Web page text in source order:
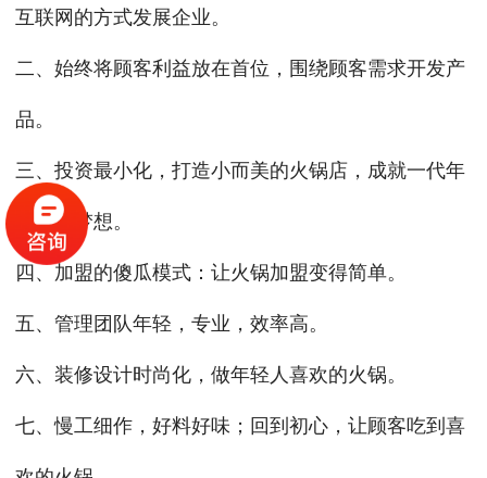
互联网的方式发展企业。
二、始终将顾客利益放在首位，围绕顾客需求开发产
品。
三、投资最小化，打造小而美的火锅店，成就一代年
轻人的梦想。
四、加盟的傻瓜模式：让火锅加盟变得简单。
五、管理团队年轻，专业，效率高。
六、装修设计时尚化，做年轻人喜欢的火锅。
七、慢工细作，好料好味；回到初心，让顾客吃到喜